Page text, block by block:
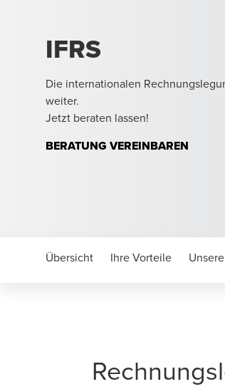
IFRS
Die internationalen
weiter.
Jetzt beraten lassen!
BERATUNG VEREINBAREN
Übersicht Ihre Vorteile